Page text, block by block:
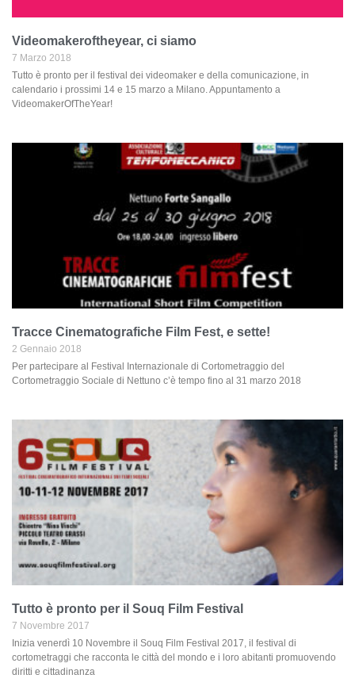
Videomakeroftheyear, ci siamo
7 Marzo 2018
Tutto è pronto per il festival dei videomaker e della comunicazione, in
calendario i prossimi 14 e 15 marzo a Milano. Appuntamento a
VideomakerOfTheYear!
Tracce Cinematografiche Film Fest, e sette!
2 Gennaio 2018
Per partecipare al Festival Internazionale di Cortometraggio del
Cortometraggio Sociale di Nettuno c’è tempo fino al 31 marzo 2018
Tutto è pronto per il Souq Film Festival
7 Novembre 2017
Inizia venerdì 10 Novembre il Souq Film Festival 2017, il festival di
cortometraggi che racconta le città del mondo e i loro abitanti promuovendo
diritti e cittadinanza